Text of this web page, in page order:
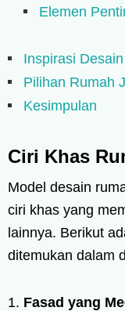
Elemen
Inspirasi
Pilihan Rumah
Kesimpulan
Ciri Khas
Model desain
ciri khas yang
lainnya. Berikut
ditemukan dalam
Fasad yang